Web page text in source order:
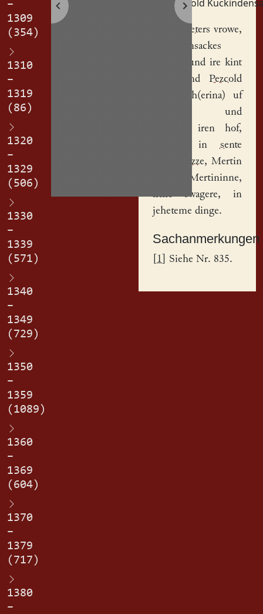
–
1309
(354)
1310
–
1319
(86)
1320
–
1329
(506)
1330
–
1339
(571)
1340
–
1349
(729)
1350
–
1359
(1089)
1360
–
1369
(604)
1370
–
1379
(717)
1380
–
Petzold
Peters vrowe,
Kucindensackes
genant, und ire kint
Peter und Pezcold
Kath(erina) uf
gelazen und
gegeben iren hof,
gelegen insente
Peters gazze, Mertin
Mertininne,
irme swagere, in
jeheteme dinge.
Sachanmerkungen
1 ] Siehe Nr. 835.